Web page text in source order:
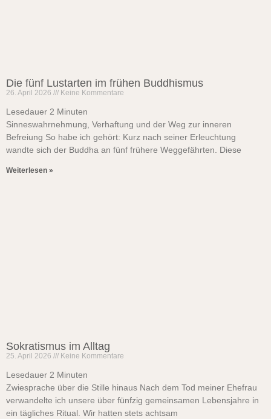
Die fünf Lustarten im frühen Buddhismus
26. April 2026 Keine Kommentare
Lesedauer 2 Minuten
Sinneswahrnehmung, Verhaftung und der Weg zur inneren
Befreiung So habe ich gehört: Kurz nach seiner Erleuchtung
wandte sich der Buddha an fünf frühere Weggefährten. Diese
Weiterlesen »
Sokratismus im Alltag
25. April 2026 Keine Kommentare
Lesedauer 2 Minuten
Zwiesprache über die Stille hinaus Nach dem Tod meiner Ehefrau
verwandelte ich unsere über fünfzig gemeinsamen Lebensjahre in
ein tägliches Ritual. Wir hatten stets achtsam